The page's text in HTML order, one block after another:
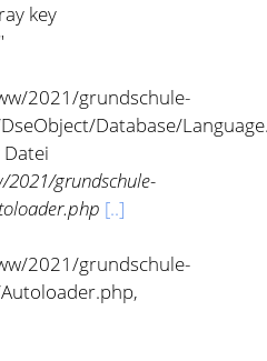
key
2021/grundschule-
Database/
grundschule-
[..]
2021/grundschule-